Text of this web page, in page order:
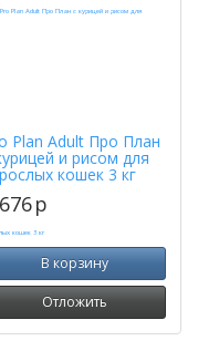
Plan Adult Про План
и рисом для
кошек 3 кг
p
В корзину
Отложить